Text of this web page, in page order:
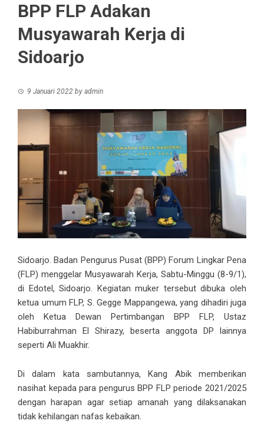
BPP FLP Adakan
Musyawarah Kerja di
Sidoarjo
9 Januari 2022 by admin
Sidoarjo. Badan Pengurus Pusat (BPP) Forum Lingkar Pena
(FLP) menggelar Musyawarah Kerja, Sabtu-Minggu (8-9/1),
di Edotel, Sidoarjo. Kegiatan muker tersebut dibuka oleh
ketua umum FLP, S. Gegge Mappangewa, yang dihadiri juga
oleh Ketua Dewan Pertimbangan BPP FLP, Ustaz
Habiburrahman El Shirazy, beserta anggota DP lainnya
seperti Ali Muakhir.
Di dalam kata sambutannya, Kang Abik memberikan
nasihat kepada para pengurus BPP FLP periode 2021/2025
dengan harapan agar setiap amanah yang dilaksanakan
tidak kehilangan nafas kebaikan.